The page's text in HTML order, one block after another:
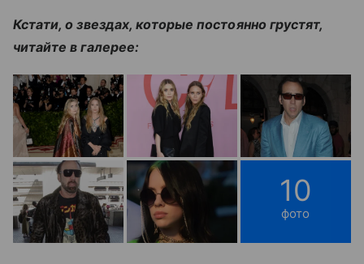
Кстати, о звездах, которые постоянно грустят,
читайте в галерее:
10
фото